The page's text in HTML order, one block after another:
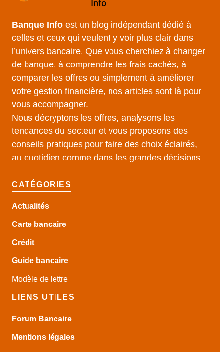
Banque Info est un blog indépendant dédié à
celles et ceux qui veulent y voir plus clair dans
l’univers bancaire. Que vous cherchiez à changer
de banque, à comprendre les frais cachés, à
comparer les offres ou simplement à améliorer
votre gestion financière, nos articles sont là pour
vous accompagner.
Nous décryptons les offres, analysons les
tendances du secteur et vous proposons des
conseils pratiques pour faire des choix éclairés,
au quotidien comme dans les grandes décisions.
CATÉGORIES
Actualités
Carte bancaire
Crédit
Guide bancaire
Modèle de lettre
LIENS UTILES
Forum Bancaire
Mentions légales